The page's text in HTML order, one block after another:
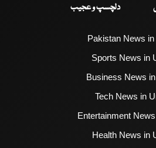
دلچسپ و عجیب
Pakistan News
Sports News in
Business News
Tech News in
Entertainment
Health News in